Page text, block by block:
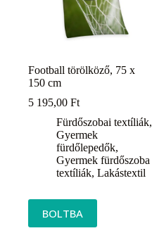
Football törölköző, 75 x
150 cm
5 195,00 Ft
Fürdőszobai textíliák,
Gyermek
fürdőlepedők,
Gyermek fürdőszoba
textíliák, Lakástextil
BOLTBA